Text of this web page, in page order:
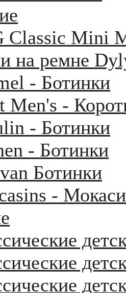
Classic Mini
на ремне
- Ботинки
Men's -
- Ботинки
- Ботинки
Ботинки
-